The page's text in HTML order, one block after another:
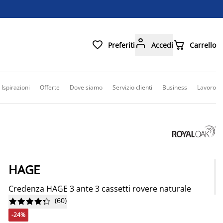
 Preferiti  Accedi Carrello
Ispirazioni Offerte Dove siamo Servizio clienti Business Lavoro
HAGE
Credenza HAGE 3 ante 3 cassetti rovere naturale





 (60)
-24%